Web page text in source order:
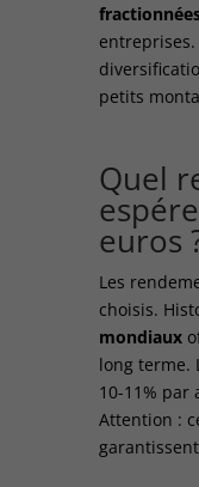
entreprises.
petits
Quel
euros
Les
choisis.
mondiaux
long terme.
10-11% par
Attention :